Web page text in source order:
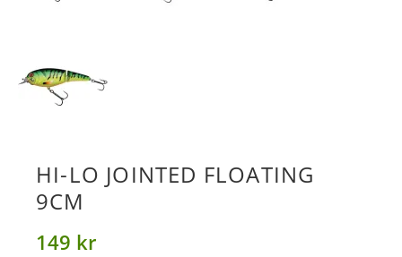
HI-LO JOINTED FLOATING
9CM
149 kr